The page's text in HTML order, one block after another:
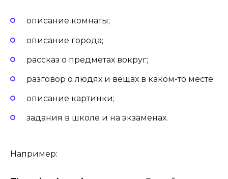
описание комнаты;
описание города;
рассказ о предметах вокруг;
разговор о людях и вещах в каком-то месте;
описание картинки;
задания в школе и на экзаменах.
Например: